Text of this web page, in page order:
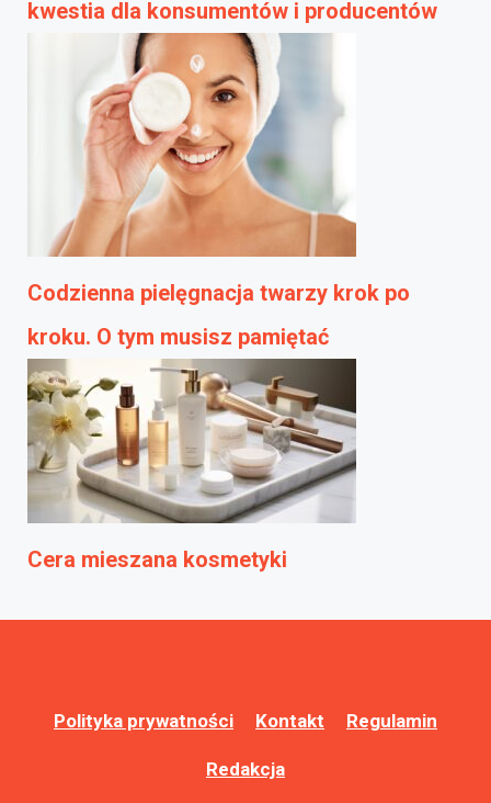
kwestia dla konsumentów i producentów
Codzienna pielęgnacja twarzy krok po
kroku. O tym musisz pamiętać
Cera mieszana kosmetyki
Polityka prywatności Kontakt Regulamin
Redakcja